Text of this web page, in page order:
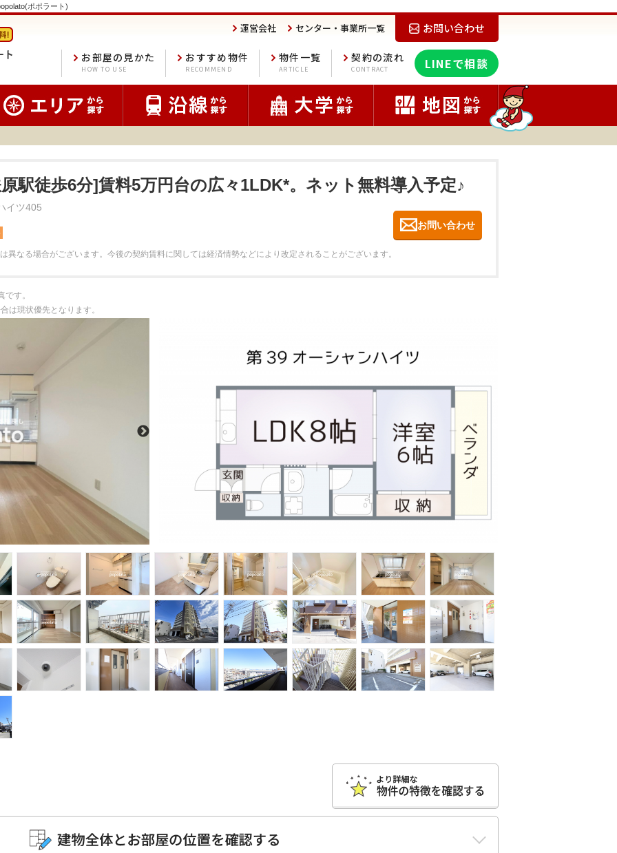
ポポラート)
お問い合わせ
センター・事業所一覧
運営会社
LINEで相談
契約の流れ
CONTRACT
物件一覧
ARTICLE
おすすめ物件
RECOMMEND
お部屋の見かた
HOW TO USE
駅徒歩6分]賃料5万円台の広々1LDK*。ネット無料導入予定♪
イツ405
お問い合わせ
異なる場合がございます。 今後の契約賃料に関しては経済情勢などにより改定されることがございます。
す。
現状優先となります。